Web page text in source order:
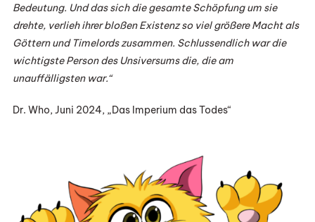
Bedeutung. Und das sich die gesamte Schöpfung um sie
drehte, verlieh ihrer bloßen Existenz so viel größere Macht als
Göttern und Timelords zusammen. Schlussendlich war die
wichtigste Person des Unsiversums die, die am
unauffälligsten war.“
Dr. Who, Juni 2024, „Das Imperium das Todes“